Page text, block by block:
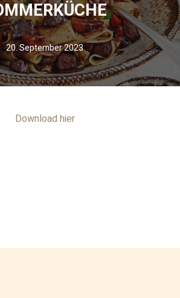
20. September 2023
Download hier